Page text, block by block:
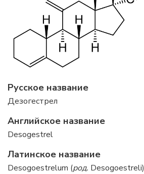
Русское название
Дезогестрел
Английское название
Desogestrel
Латинское название
Desogoestrelum (род. Desogoestreli)